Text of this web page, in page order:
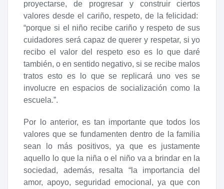
proyectarse, de progresar y construir ciertos
valores desde el cariño, respeto, de la felicidad:
“porque si el niño recibe cariño y respeto de sus
cuidadores será capaz de querer y respetar, si yo
recibo el valor del respeto eso es lo que daré
también, o en sentido negativo, si se recibe malos
tratos esto es lo que se replicará uno ves se
involucre en espacios de socialización como la
escuela.”.
Por lo anterior, es tan importante que todos los
valores que se fundamenten dentro de la familia
sean lo más positivos, ya que es justamente
aquello lo que la niña o el niño va a brindar en la
sociedad, además, resalta “la importancia del
amor, apoyo, seguridad emocional, ya que con